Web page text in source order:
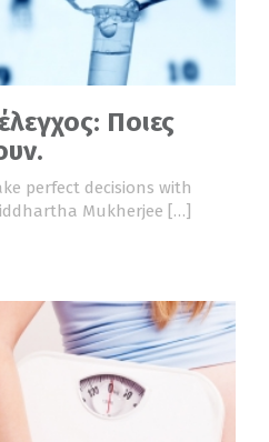
Ποιες
perfect decisions with
Mukherjee […]